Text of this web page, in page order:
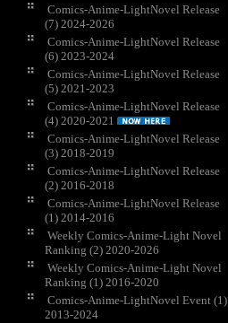
Comics-Anime-LightNovel Release
(7) 2024-2026
Comics-Anime-LightNovel Release
(6) 2023-2024
Comics-Anime-LightNovel Release
(5) 2021-2023
Comics-Anime-LightNovel Release
(4) 2020-2021
Comics-Anime-LightNovel Release
(3) 2018-2019
Comics-Anime-LightNovel Release
(2) 2016-2018
Comics-Anime-LightNovel Release
(1) 2014-2016
Weekly Comics-Anime-Light Novel
Ranking (2) 2020-2026
Weekly Comics-Anime-Light Novel
Ranking (1) 2016-2020
Comics-Anime-LightNovel Event (1)
2013-2024